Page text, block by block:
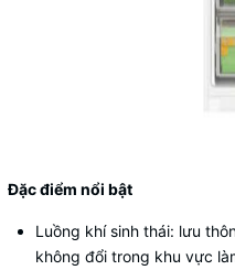
Đặc điểm nổi bật
Luồng khí sinh thái: lưu
không đổi trong khu vực